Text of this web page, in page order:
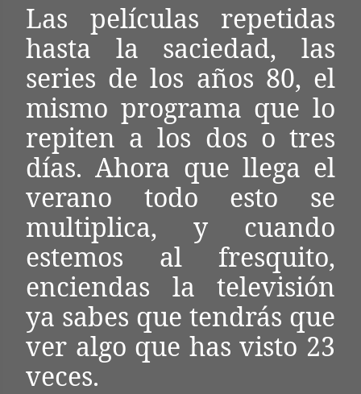
Las películas repetidas
hasta la saciedad, las
series de los años 80, el
mismo programa que lo
repiten a los dos o tres
días. Ahora que llega el
verano todo esto se
multiplica, y cuando
estemos al fresquito,
enciendas la televisión
ya sabes que tendrás que
ver algo que has visto 23
veces.